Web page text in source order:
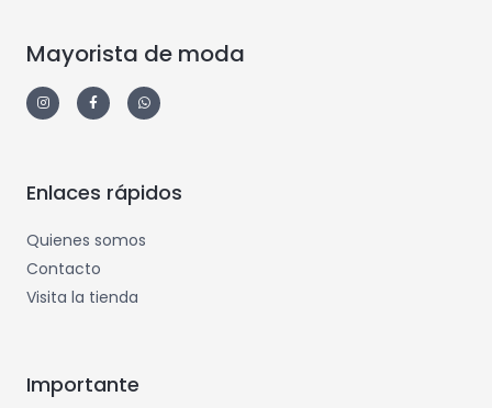
Mayorista de moda
Enlaces rápidos
Quienes somos
Contacto
Visita la tienda
Importante